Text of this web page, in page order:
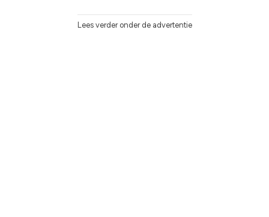
Lees verder onder de advertentie